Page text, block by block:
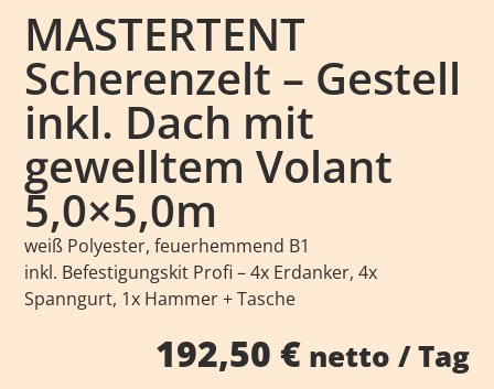
MASTERTENT
Scherenzelt – Gestell
inkl. Dach mit
gewelltem Volant
5,0×5,0m
weiß Polyester, feuerhemmend B1
inkl. Befestigungskit Profi – 4x Erdanker, 4x
Spanngurt, 1x Hammer + Tasche
192,50 €netto / Tag